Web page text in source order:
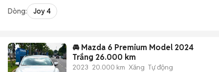
Dòng: Joy 4
🚘 Mazda 6 Premium Model 2024
Trắng 26.000 km
2023 20.000 km Xăng Tự động